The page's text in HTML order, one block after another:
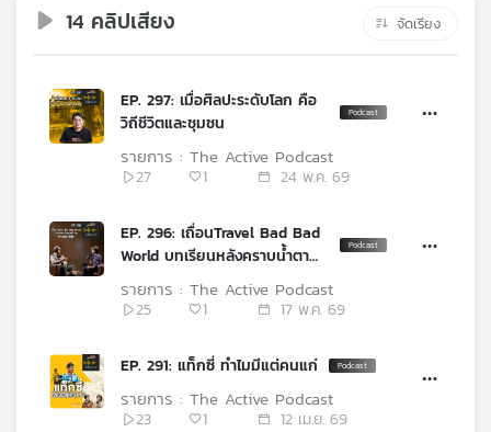
เพล
เพลง
14 คลิปเสียง จัดเรียง
EP. 297: เมื่อศิลปะระดับโลก คือ
วิถีชีวิตและชุมชน
27 1 24 พ.ค. 69
รายการ : The Active Podcast
EP. 296: เถื่อนTravel Bad Bad
World บทเรียนหลังคราบน้ำตา
จากสมรภูมิทั่วโลก
25
1 17 พ.ค. 69
รายการ : The Active Podcast
EP. 291: แท็กซี่ ทำไมมีแต่คนแก่
23 1 12 เม.ย. 69
รายการ : The Active Podcast